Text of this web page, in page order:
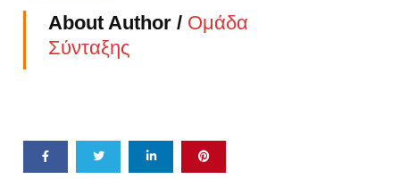
About Author / Ομάδα
Σύνταξης